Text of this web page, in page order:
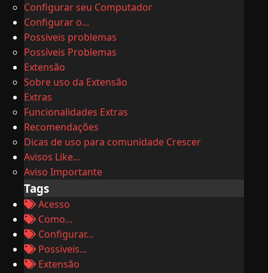
Configurar seu Computador
Configurar o...
Possiveis problemas
Possíveis Problemas
Extensão
Sobre uso da Extensão
Extras
Funcionalidades Extras
Recomendações
Dicas de uso para comunidade Crescer
Avisos Like...
Aviso Importante
Tags
Acesso
Como...
Configurar...
Possiveis...
Extensão